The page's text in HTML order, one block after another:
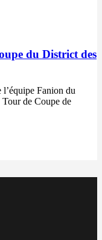
du District des
Fanion du
de Coupe de